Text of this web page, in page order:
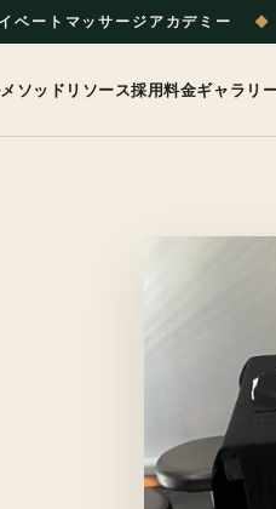
ベートマッサージアカデミー ◆
メソッド リソース採用料金ギャラリ